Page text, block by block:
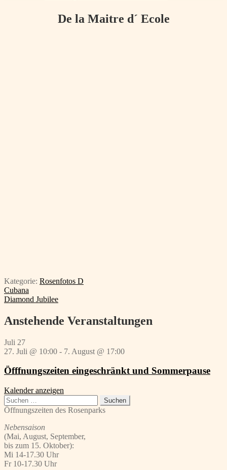
De la Maitre d´ Ecole
Kategorie: Rosenfotos D
Beitragsnavigation
Vorheriger
Beitrag:
Cubana
Nächster
Diamond Jubilee
Anstehende Veranstaltungen
Juli 27
27. Juli @ 10:00 - 7. August @ 17:00
Öfffnungszeiten eingeschränkt und Sommerpause
Kalender anzeigen
Suchen
nach:
Öffnungszeiten des Rosenparks
Nebensaison
(Mai, August, September,
bis zum 15. Oktober):
Mi 14-17.30 Uhr
Fr 10-17.30 Uhr